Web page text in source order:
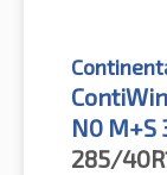
N0 M+S
285/